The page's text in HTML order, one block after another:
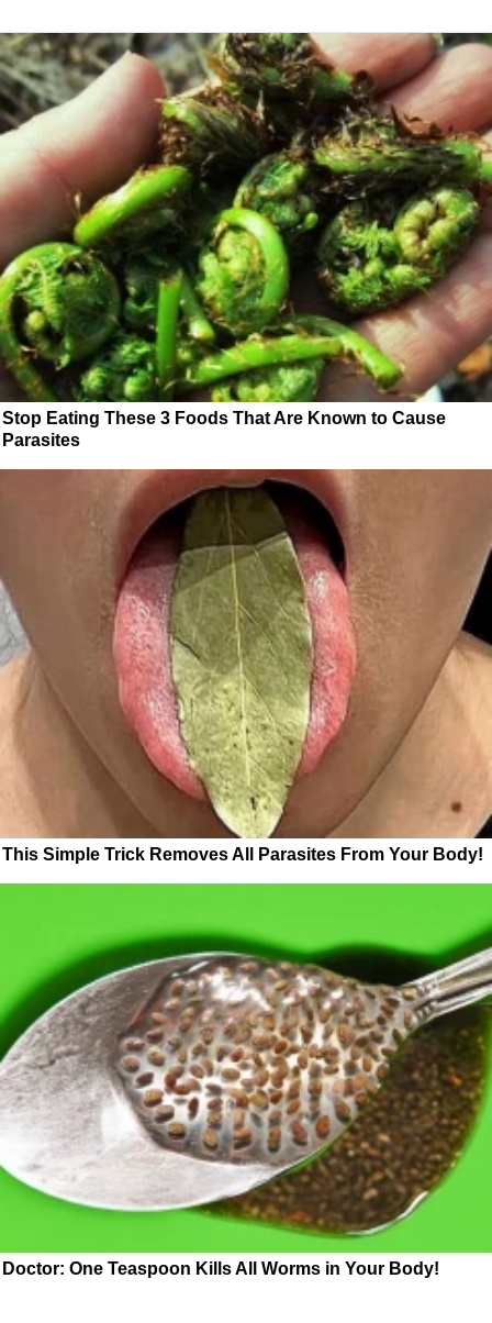
Stop Eating These 3 Foods That Are Known to Cause
Parasites
This Simple Trick Removes All Parasites From Your Body!
Doctor: One Teaspoon Kills All Worms in Your Body!